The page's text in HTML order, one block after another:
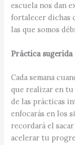
escuela nos dan
fortalecer dichas
las que somos
Práctica sugerida
Cada semana
que realizar en tu
de las prácticas
enfocarás en los
recordará el
acelerar tu